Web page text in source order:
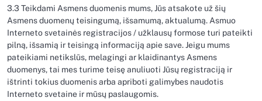
3.3 Teikdami Asmens duomenis mums, Jūs atsakote už šių
Asmens duomenų teisingumą, išsamumą, aktualumą. Asmuo
Interneto svetainės registracijos / užklausų formose turi pateikti
pilną, išsamią ir teisingą informaciją apie save. Jeigu mums
pateikiami netikslūs, melagingi ar klaidinantys Asmens
duomenys, tai mes turime teisę anuliuoti Jūsų registraciją ir
ištrinti tokius duomenis arba apriboti galimybes naudotis
Interneto svetaine ir mūsų paslaugomis.